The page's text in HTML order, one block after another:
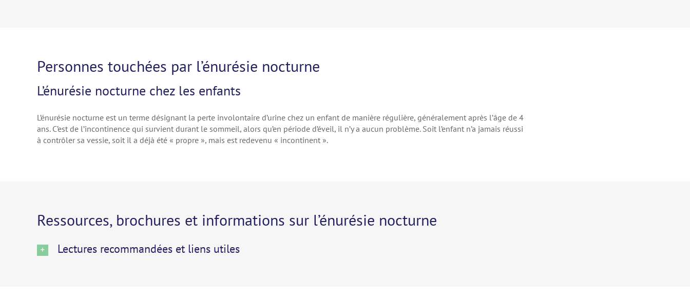
Personnes touchées par l’énurésie nocturne
L’énurésie nocturne chez les enfants
L’énurésie nocturne est un terme désignant la perte involontaire d’urine chez un enfant de manière régulière, généralement après l’âge de 4
ans. C’est de l’incontinence qui survient durant le sommeil, alors qu’en période d’éveil, il n’y a aucun problème. Soit l’enfant n’a jamais réussi
à contrôler sa vessie, soit il a déjà été « propre », mais est redevenu « incontinent ».
Ressources, brochures et informations sur l’énurésie nocturne
Lectures recommandées et liens utiles